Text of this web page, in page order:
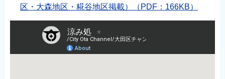
区・大森地区・糀谷地区掲載）（PDF：166KB）